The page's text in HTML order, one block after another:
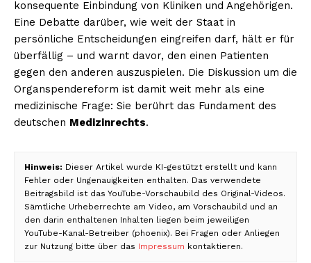
konsequente Einbindung von Kliniken und Angehörigen.
Eine Debatte darüber, wie weit der Staat in
persönliche Entscheidungen eingreifen darf, hält er für
überfällig – und warnt davor, den einen Patienten
gegen den anderen auszuspielen. Die Diskussion um die
Organspendereform ist damit weit mehr als eine
medizinische Frage: Sie berührt das Fundament des
deutschen Medizinrechts.
Hinweis: Dieser Artikel wurde KI-gestützt erstellt und kann
Fehler oder Ungenauigkeiten enthalten. Das verwendete
Beitragsbild ist das YouTube-Vorschaubild des Original-Videos.
Sämtliche Urheberrechte am Video, am Vorschaubild und an
den darin enthaltenen Inhalten liegen beim jeweiligen
YouTube-Kanal-Betreiber (phoenix). Bei Fragen oder Anliegen
zur Nutzung bitte über das Impressum kontaktieren.